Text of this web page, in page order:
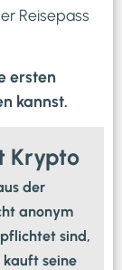
Reisepass
ersten
kannst.
Krypto
der
anonym
sind,
kauft seine